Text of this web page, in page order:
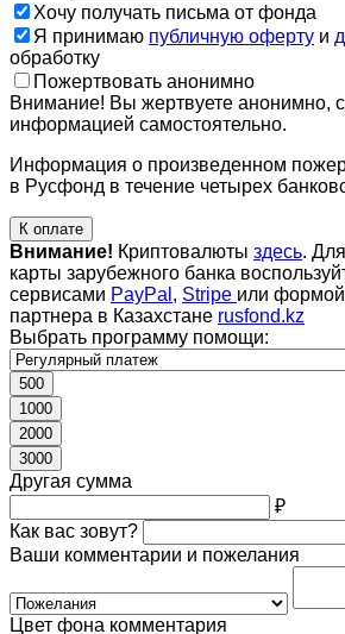
Хочу получать письма от фонда
Я принимаю публичную оферту и
обработку
Пожертвовать анонимно
Внимание! Вы жертвуете анонимно,
информацией самостоятельно.
Информация о произведенном
в Русфонд в течение четырех
К оплате
Внимание! Криптовалюты здесь.
карты зарубежного банка
сервисами PayPal , Stripe или
партнера в Казахстане rusfond.kz
Выбрать программу помощи:
500
1000
2000
3000
Другая сумма
₽
Как вас зовут?
Ваши комментарии и пожелания
Цвет фона комментария